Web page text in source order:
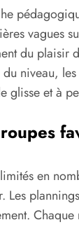
vagues
du plaisir
niveau,
et à
en